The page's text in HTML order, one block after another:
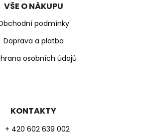
VŠE O NÁKUPU
podmínky
Doprava a platba
osobních údajů
KONTAKTY
+ 420 602 639 002